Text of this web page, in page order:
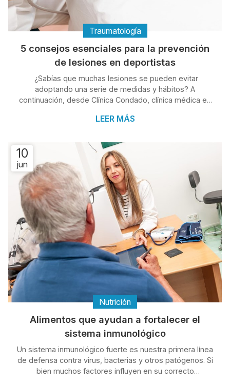
5 consejos esenciales para la prevención
de lesiones en deportistas
Traumatología
¿Sabías que muchas lesiones se pueden evitar
adoptando una serie de medidas y hábitos? A
continuación, desde Clínica Condado, clínica médica en
ayudará a mantenerte en la mejor forma y minimizar el
cualquier actividad física, debes preparar tu cuerpo con
un calentamiento progresivo. Esto aumenta el flujo
sanguíneo a los músculos, eleva la temperatura corporal
y mejora la flexibilidad. In...
LEER MÁS
10
jun
Alimentos que ayudan a fortalecer el
sistema inmunológico
Nutrición
Un sistema inmunológico fuerte es nuestra primera línea
de defensa contra virus, bacterias y otros patógenos. Si
bien muchos factores influyen en su correcto